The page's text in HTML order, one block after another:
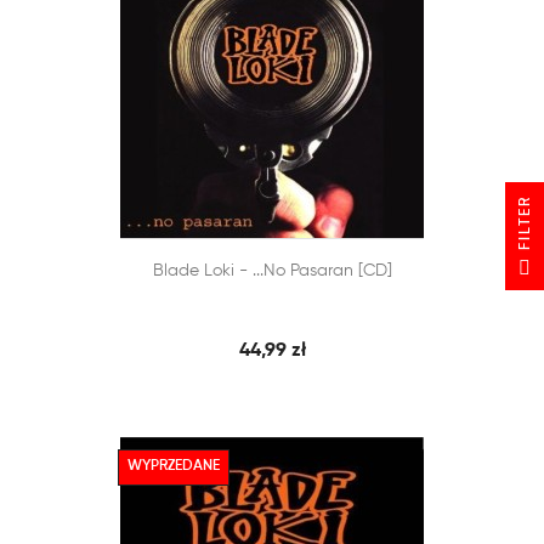
DODAJ DO KOSZYKA
SZYBKI PODGLĄD
Blade Loki - ...no Pasaran [CD]
44,99 zł
WYPRZEDANE
R